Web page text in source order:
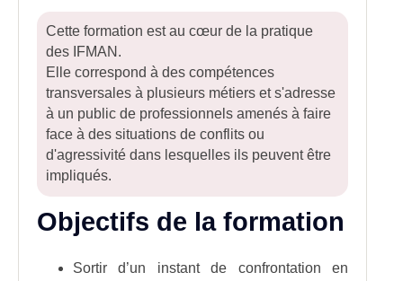
Cette formation est au cœur de la pratique
des IFMAN.
Elle correspond à des compétences
transversales à plusieurs métiers et s'adresse
à un public de professionnels amenés à faire
face à des situations de conflits ou
d'agressivité dans lesquelles ils peuvent être
impliqués.
Objectifs de la formation
Sortir d’un instant de confrontation en